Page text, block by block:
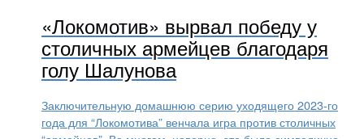
«Локомотив» вырвал победу у
столичных армейцев благодаря
голу Шалунова
Заключительную домашнюю серию уходящего 2023-го
года для “Локомотива” венчала игра против столичных